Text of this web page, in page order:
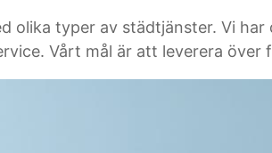
olika typer av städtjänster. Vi
Vårt mål är att leverera